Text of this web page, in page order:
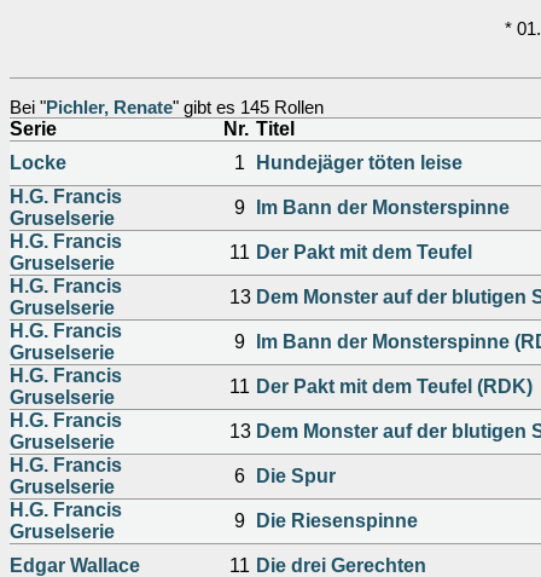
*
Bei "Pichler, Renate" gibt es 145 Rollen
Serie Nr. Titel
Locke
1
Hundejäger töten leise
H.G. Francis
Gruselserie
9
Im Bann der Monsterspinne
H.G. Francis
Gruselserie
11 Der Pakt mit dem Teufel
H.G. Francis
Gruselserie
13 Dem Monster auf der blutigen
H.G. Francis
Gruselserie
9
Im Bann der Monsterspinne
H.G. Francis
Gruselserie
11 Der Pakt mit dem Teufel (RDK)
H.G. Francis
Gruselserie
13 Dem Monster auf der blutigen
H.G. Francis
Gruselserie
6
Die Spur
H.G. Francis
Gruselserie
9 Die Riesenspinne
Edgar Wallace 11 Die drei Gerechten